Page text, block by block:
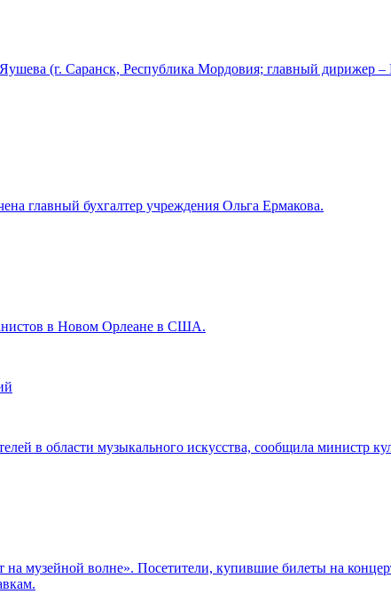
(г. Саранск, Республика Мордовия; главный дирижер
главный бухгалтер учреждения Ольга Ермакова.
в Новом Орлеане в США.
в области музыкального искусства, сообщила министр
музейной волне». Посетители, купившие билеты на